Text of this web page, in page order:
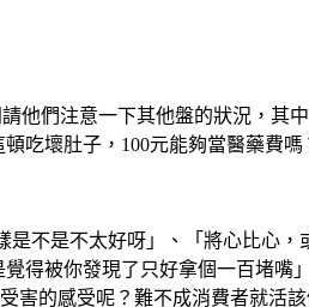
他們注意一下其他盤的狀況，其
吃壞肚子，100元能夠當醫藥費
不是不太好呀」、「將心比心
得被你發現了只好拿個一百堵嘴
的感受呢？難不成消費者就活